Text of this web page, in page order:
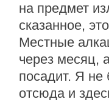
на предмет
сказанное,
Местные
через месяц,
посадит. Я не
отсюда и